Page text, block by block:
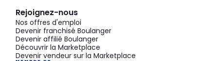
Rejoignez-nous
Nos offres d'emploi
Devenir franchisé Boulanger
Devenir affilié Boulanger
Découvrir la Marketplace
Devenir vendeur sur la Marketplace